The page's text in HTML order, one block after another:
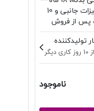
گارانتی تجهيزات جانبی و 10
پس از فروش
تولیدکننده
ناموجود